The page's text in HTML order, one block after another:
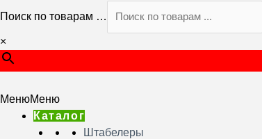
Поиск по товарам …
×
МенюМеню
Каталог
Штабелеры